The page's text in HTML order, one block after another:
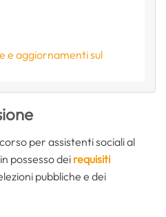
e aggiornamenti sul
per assistenti sociali al
possesso dei requisiti
pubbliche e dei